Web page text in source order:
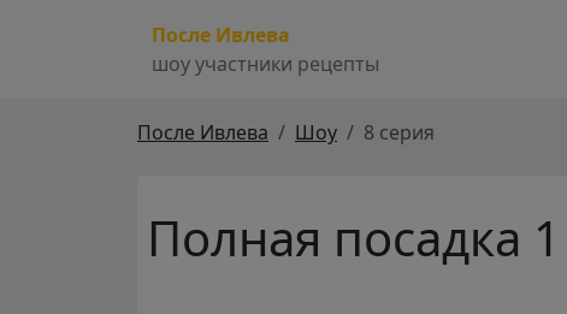
После Ивлева
шоу участники рецепты
После Ивлева Шоу 8 серия
Полная посадка